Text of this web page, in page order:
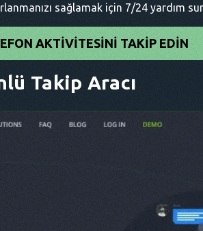
sağlamak için 7/24 yardım
AKTIVITESINI TAKIP EDIN
Takip Aracı